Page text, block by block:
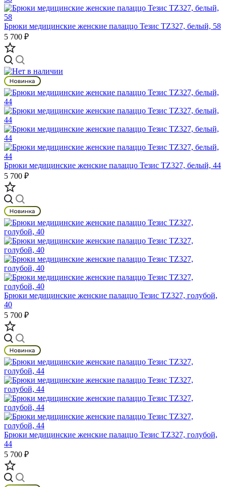
Брюки медицинские женские палаццо Тезис TZ327, белый, 58
5 700 ₽
Брюки медицинские женские палаццо Тезис TZ327, белый, 44
5 700 ₽
Брюки медицинские женские палаццо Тезис TZ327, голубой,
40
5 700 ₽
Брюки медицинские женские палаццо Тезис TZ327, голубой,
44
5 700 ₽